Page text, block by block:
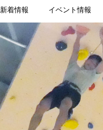
新着情報 イベント情報